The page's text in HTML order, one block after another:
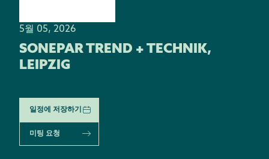
5월 05, 2026
SONEPAR TREND + TECHNIK,
LEIPZIG
일정에 저장하기
미팅 요청